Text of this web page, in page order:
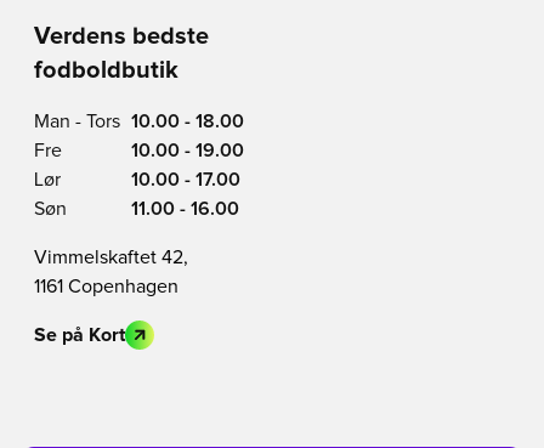
Verdens bedste
fodboldbutik
Man - Tors 10.00 - 18.00
Fre
10.00 - 19.00
Lør
10.00 - 17.00
Søn
11.00 - 16.00
Vimmelskaftet 42,
1161 Copenhagen
Se på Kort